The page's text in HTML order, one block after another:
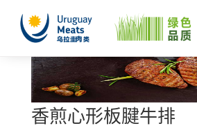
香煎心形板腱牛排